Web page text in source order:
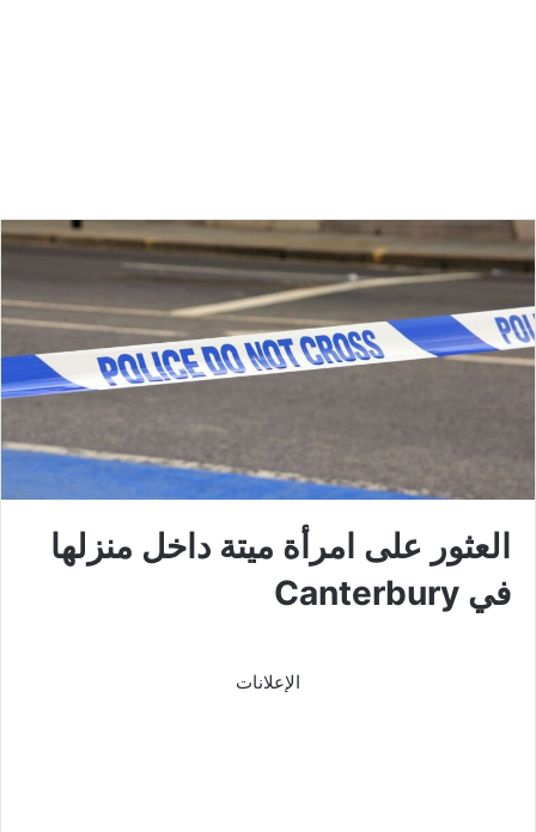
العثور على امرأة ميتة داخل منزلها
في Canterbury
الإعلانات